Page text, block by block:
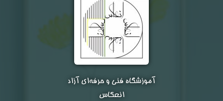
آموزشگاه فنی و حرفه‌ای آزاد
انعکاس